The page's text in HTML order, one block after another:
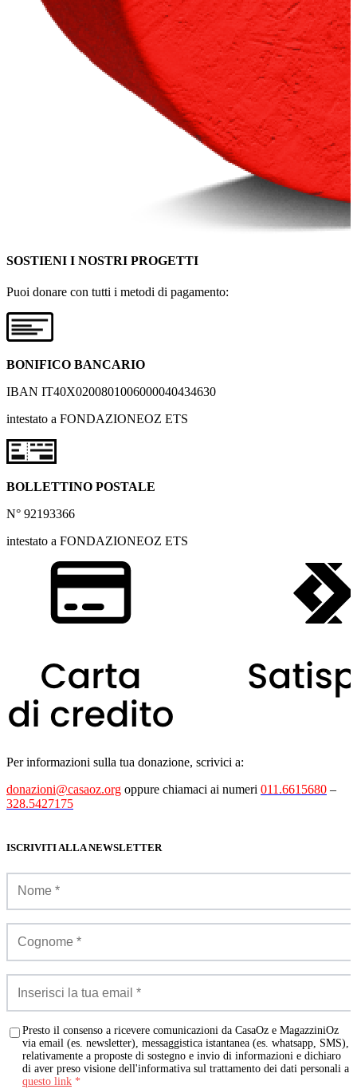
SOSTIENI I NOSTRI PROGETTI
Puoi donare con tutti i metodi di pagamento:
BONIFICO BANCARIO
IBAN IT40X0200801006000040434630
intestato a FONDAZIONEOZ ETS
BOLLETTINO POSTALE
N° 92193366
intestato a FONDAZIONEOZ ETS
Per informazioni sulla tua donazione, scrivici a:
donazioni@casaoz.org oppure chiamaci ai numeri 011.6615680 –
328.5427175
ISCRIVITI ALLA NEWSLETTER
Presto il consenso a ricevere comunicazioni da CasaOz e MagazziniOz
via email (es. newsletter), messaggistica istantanea (es. whatsapp, SMS),
relativamente a proposte di sostegno e invio di informazioni e dichiaro
di aver preso visione dell'informativa sul trattamento dei dati personali a
questo link *